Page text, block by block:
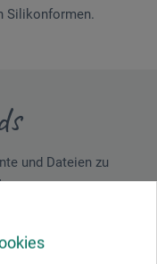
Silikonformen.
und Dateien zu